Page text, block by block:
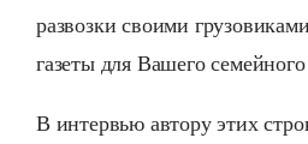
развозки своими
газеты для Вашего
В интервью автору этих